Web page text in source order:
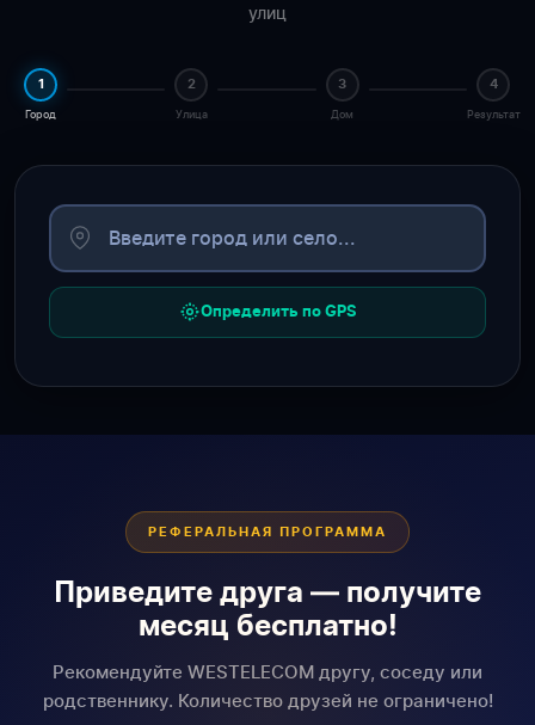
улиц
1
Город
2
Улица
3
Дом
4
Результат
Определить по GPS
РЕФЕРАЛЬНАЯ ПРОГРАММА
Приведите друга — получите
месяц бесплатно!
Рекомендуйте WESTELECOM другу, соседу или
родственнику. Количество друзей не ограничено!